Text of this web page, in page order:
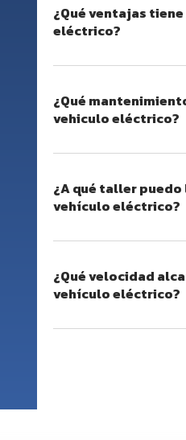
¿Qué ventajas
eléctrico?
¿Qué
vehiculo eléctrico?
¿A qué taller puedo
vehículo eléctrico?
¿Qué velocidad
vehículo eléctrico?